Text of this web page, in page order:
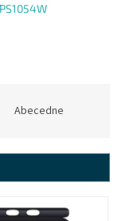
Abecedne